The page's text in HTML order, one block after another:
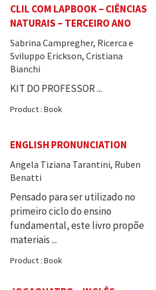
CLIL COM LAPBOOK – CIÊNCIAS
NATURAIS – TERCEIRO ANO
Sabrina Campregher, Ricerca e
Sviluppo Erickson, Cristiana
Bianchi
KIT DO PROFESSOR ...
Product : Book
ENGLISH PRONUNCIATION
Angela Tiziana Tarantini, Ruben
Benatti
Pensado para ser utilizado no
primeiro ciclo do ensino
fundamental, este livro propõe
materiais ...
Product : Book